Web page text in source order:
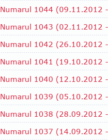
Numarul 1044 (09.11.2012
Numarul 1043 (02.11.2012
Numarul 1042 (26.10.2012
Numarul 1041 (19.10.2012
Numarul 1040 (12.10.2012
Numarul 1039 (05.10.2012
Numarul 1038 (28.09.2012
Numarul 1037 (14.09.2012